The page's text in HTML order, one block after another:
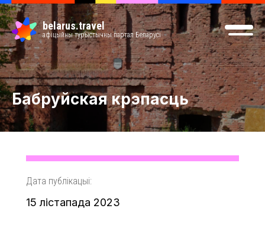
belarus.travel
афіцыйны турыстычны партал Беларусі
Бабруйская крэпасць
Дата публікацыі:
15 лістапада 2023